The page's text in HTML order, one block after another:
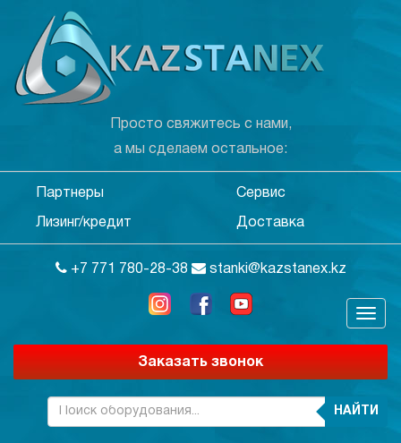
Просто свяжитесь с нами,
а мы сделаем остальное:
Партнеры Сервис
Лизинг/кредит Доставка
+7 771 780-28-38 stanki@kazstanex.kz
Заказать звонок
НАЙТИ